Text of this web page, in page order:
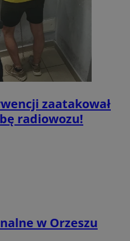
zaatakował
radiowozu!
w Orzeszu